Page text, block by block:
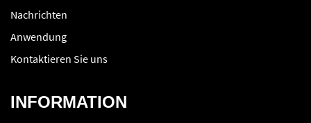
Nachrichten
Anwendung
Kontaktieren Sie uns
INFORMATION